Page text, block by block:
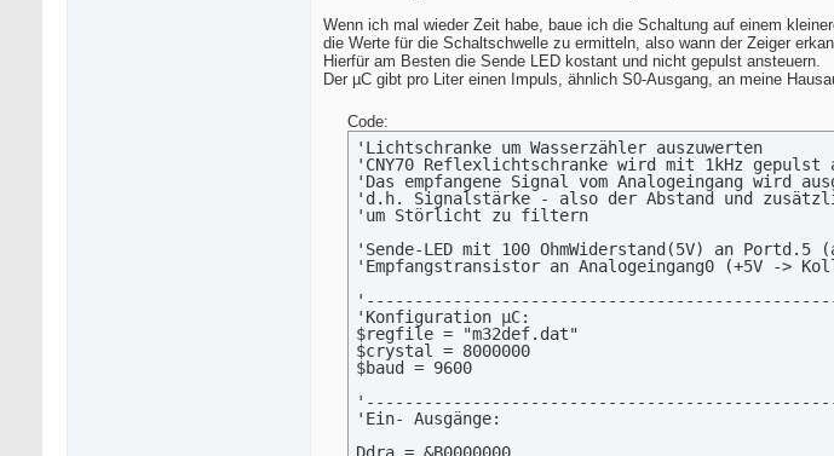
Wenn ich mal wieder Zeit habe, baue ich die Schaltung auf einem
die Werte für die Schaltschwelle zu ermitteln, also wann der Zeiger
Hierfür am Besten die Sende LED kostant und nicht gepulst ansteuern.
Der µC gibt pro Liter einen Impuls, ähnlich S0-Ausgang, an meine
Code:
'Lichtschranke um Wasserzähler auszuwerten
'CNY70 Reflexlichtschranke wird mit 1kHz gepulst
'Das empfangene Signal vom Analogeingang wird
'd.h. Signalstärke - also der Abstand und
'um Störlicht zu filtern
'Sende-LED mit 100 OhmWiderstand(5V) an
'Empfangstransistor an Analogeingang0 (+5V ->
'Konfiguration µC:
$regfile = "m32def.dat"
$crystal = 8000000
$baud = 9600
'Ein- Ausgänge: